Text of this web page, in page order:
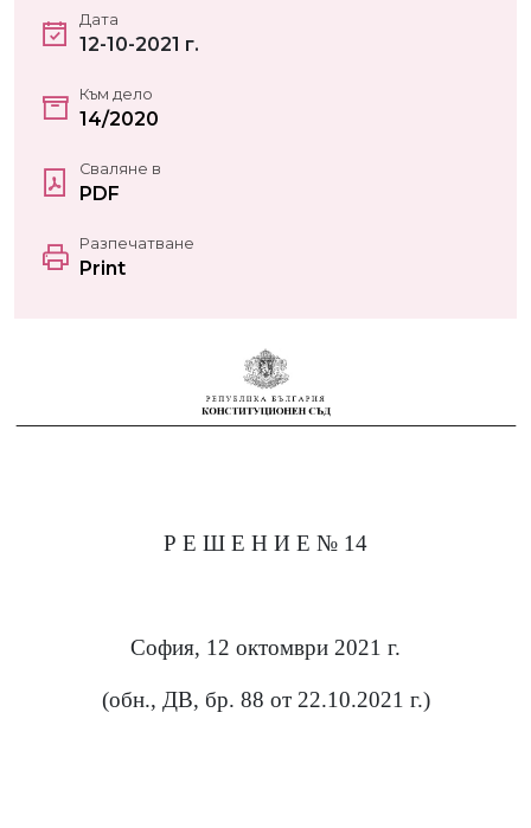
Дата
12-10-2021 г.
Към дело
14/2020
Сваляне в
PDF
Разпечатване
Print
Р Е Ш Е Н И Е № 14
София, 12 октомври 2021 г.
(обн., ДВ, бр. 88 от 22.10.2021 г.)